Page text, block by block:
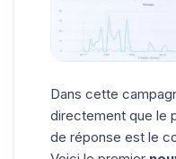
Dans cette
directement que le
de réponse est le